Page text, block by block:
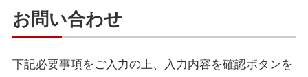
お問い合わせ
下記必要事項をご入力の上、入力内容を確認ボタンを